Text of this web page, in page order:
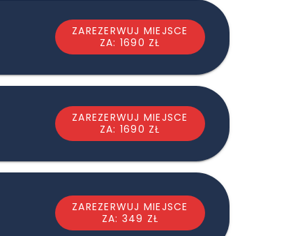
ZAREZERWUJ MIEJSCE
ZA: 1690 ZŁ
ZAREZERWUJ MIEJSCE
ZA: 1690 ZŁ
ZAREZERWUJ MIEJSCE
ZA: 349 ZŁ